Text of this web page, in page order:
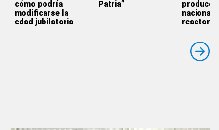
cómo podría
modificarse la
edad jubilatoria
Patria”
nacional